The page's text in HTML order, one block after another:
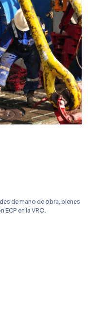
de mano de obra, bienes
en la VRO.